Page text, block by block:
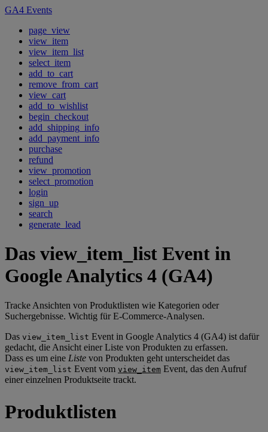
GA4 Events
page_view
view_item
view_item_list
select_item
add_to_cart
remove_from_cart
view_cart
add_to_wishlist
begin_checkout
add_shipping_info
add_payment_info
purchase
refund
view_promotion
select_promotion
login
sign_up
search
generate_lead
Das view_item_list Event in
Google Analytics 4 (GA4)
Tracke Ansichten von Produktlisten wie Kategorien oder
Suchergebnisse. Wichtig für E-Commerce-Analysen.
Das view_item_list Event in Google Analytics 4 (GA4) ist dafür
gedacht, die Ansicht einer Liste von Produkten zu erfassen.
Dass es um eine Liste von Produkten geht unterscheidet das
view_item_list Event vom view_item Event, das den Aufruf
einer einzelnen Produktseite trackt.
Produktlisten